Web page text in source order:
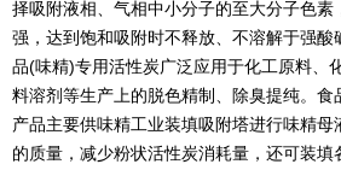
择吸附液相、气相中小分子的至大分子色素
强，达到饱和吸附时不释放、不溶解于强酸
品(味精)专用活性炭广泛应用于化工原料、
料溶剂等生产上的脱色精制、除臭提纯。食
产品主要供味精工业装填吸附塔进行味精
的质量，减少粉状活性炭消耗量，还可装